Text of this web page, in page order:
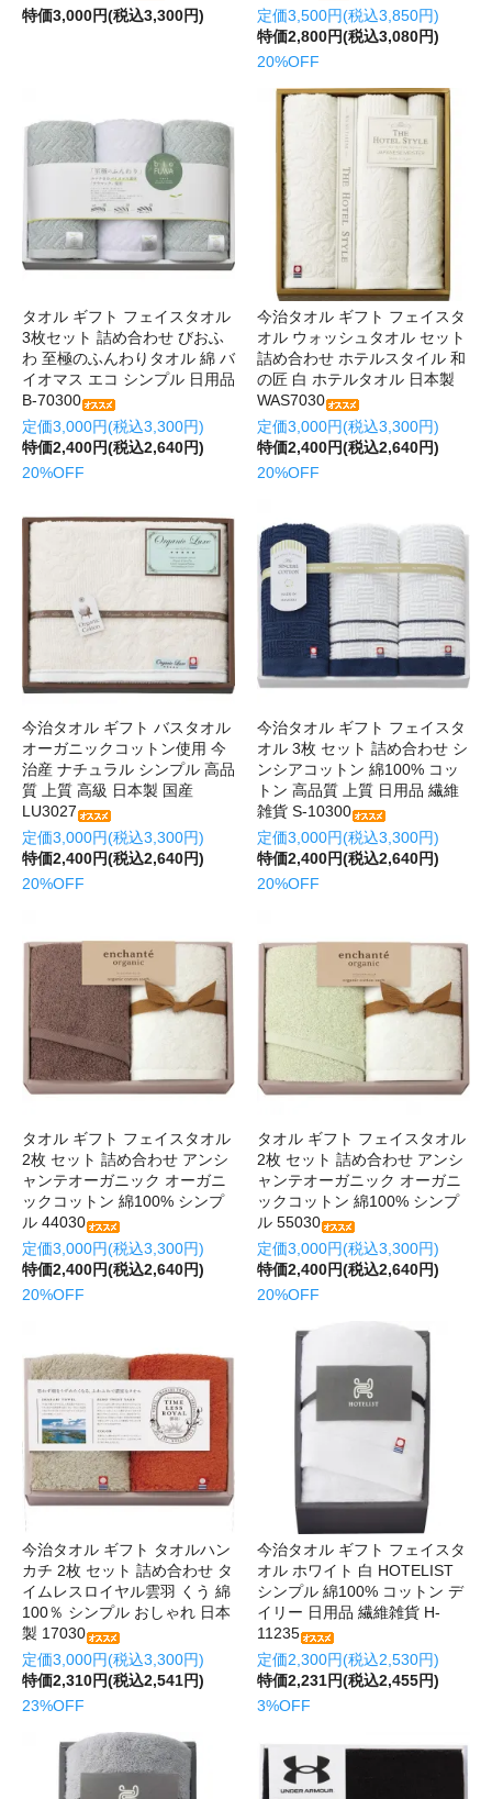
特価3,000円(税込3,300円)
定価3,500円(税込3,850円)
特価2,800円(税込3,080円)
20%OFF
タオル ギフト フェイスタオル
3枚セット 詰め合わせ びおふ
わ 至極のふんわりタオル 綿 バ
イオマス エコ シンプル 日用品
B-70300
定価3,000円(税込3,300円)
特価2,400円(税込2,640円)
20%OFF
今治タオル ギフト フェイスタ
オル ウォッシュタオル セット
詰め合わせ ホテルスタイル 和
の匠 白 ホテルタオル 日本製
WAS7030
定価3,000円(税込3,300円)
特価2,400円(税込2,640円)
20%OFF
今治タオル ギフト バスタオル
オーガニックコットン使用 今
治産 ナチュラル シンプル 高品
質 上質 高級 日本製 国産
LU3027
定価3,000円(税込3,300円)
特価2,400円(税込2,640円)
20%OFF
今治タオル ギフト フェイスタ
オル 3枚 セット 詰め合わせ シ
ンシアコットン 綿100% コッ
トン 高品質 上質 日用品 繊維
雑貨 S-10300
定価3,000円(税込3,300円)
特価2,400円(税込2,640円)
20%OFF
タオル ギフト フェイスタオル
2枚 セット 詰め合わせ アンシ
ャンテオーガニック オーガニ
ックコットン 綿100% シンプ
ル 44030
定価3,000円(税込3,300円)
特価2,400円(税込2,640円)
20%OFF
タオル ギフト フェイスタオル
2枚 セット 詰め合わせ アンシ
ャンテオーガニック オーガニ
ックコットン 綿100% シンプ
ル 55030
定価3,000円(税込3,300円)
特価2,400円(税込2,640円)
20%OFF
今治タオル ギフト タオルハン
カチ 2枚 セット 詰め合わせ タ
イムレスロイヤル雲羽 くう 綿
100％ シンプル おしゃれ 日本
製 17030
定価3,000円(税込3,300円)
特価2,310円(税込2,541円)
23%OFF
今治タオル ギフト フェイスタ
オル ホワイト 白 HOTELIST
シンプル 綿100% コットン デ
イリー 日用品 繊維雑貨 H-
11235
定価2,300円(税込2,530円)
特価2,231円(税込2,455円)
3%OFF